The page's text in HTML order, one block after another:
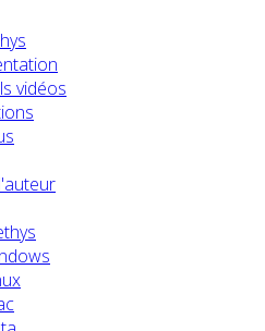
vidéos